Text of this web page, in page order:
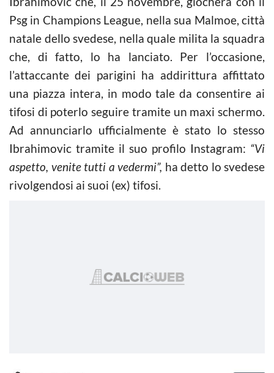
Psg in Champions League, nella sua Malmoe, città
natale dello svedese, nella quale milita la squadra
che, di fatto, lo ha lanciato. Per l’occasione,
l’attaccante dei parigini ha addirittura affittato
una piazza intera, in modo tale da consentire ai
tifosi di poterlo seguire tramite un maxi schermo.
Ad annunciarlo ufficialmente è stato lo stesso
Ibrahimovic tramite il suo profilo Instagram: “Vi
aspetto, venite tutti a vedermi”, ha detto lo svedese
rivolgendosi ai suoi (ex) tifosi.